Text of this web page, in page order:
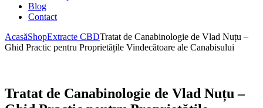
Blog
Contact
AcasăShopExtracte CBDTratat de Canabinologie de Vlad Nuțu –
Ghid Practic pentru Proprietățile Vindecătoare ale Canabisului
Tratat de Canabinologie de Vlad Nuțu –